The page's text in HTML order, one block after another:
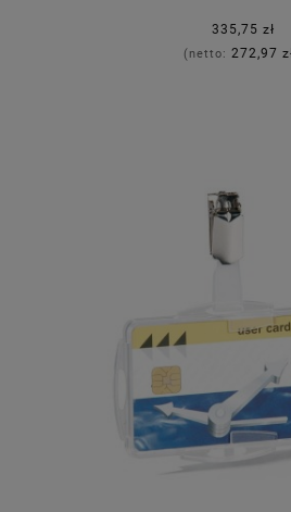
335,75 zł
(netto: 272,97